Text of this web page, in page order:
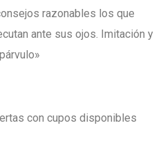
razonables los que
ante sus ojos. Imitación y
con cupos disponibles